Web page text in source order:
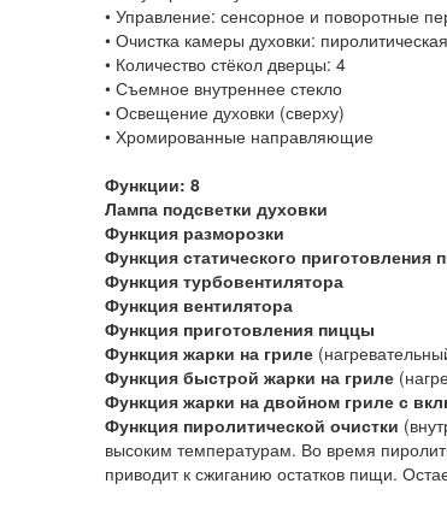
• Управление: сенсорное и поворотные
• Очистка камеры духовки: пиролитическая
• Количество стёкол дверцы: 4
• Съемное внутреннее стекло
• Освещение духовки (сверху)
• Хромированные направляющие
Функции: 8
Лампа подсветки духовки
Функция разморозки
Функция статического приготовления
Функция турбовентилятора
Функция вентилятора
Функция приготовления пиццы
Функция жарки на гриле
Функция быстрой жарки на гриле
Функция жарки на двойном гриле с
Функция пиролитической очистки
высоким температурам. Во время
приводит к сжиганию остатков пищи.